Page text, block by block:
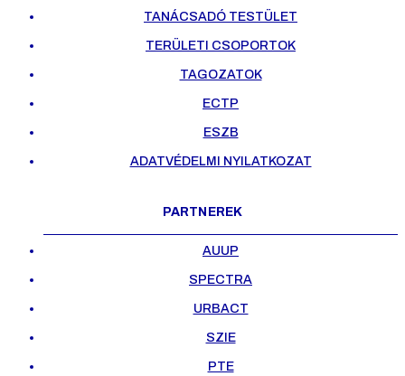
TANÁCSADÓ TESTÜLET
TERÜLETI CSOPORTOK
TAGOZATOK
ECTP
ESZB
ADATVÉDELMI NYILATKOZAT
PARTNEREK
AUUP
SPECTRA
URBACT
SZIE
PTE